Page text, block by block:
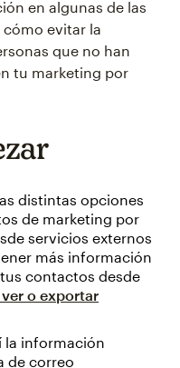
en algunas de las
evitar la
que no han
tu marketing por
distintas opciones
de marketing por
servicios externos
más información
contactos desde
o exportar
la información
de correo